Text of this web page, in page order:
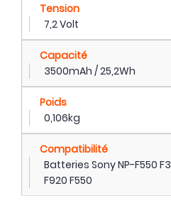
Tension
7,2 Volt
Capacité
3500mAh / 25,2Wh
Poids
0,106kg
Compatibilité
Batteries Sony NP-F550
F920 F550